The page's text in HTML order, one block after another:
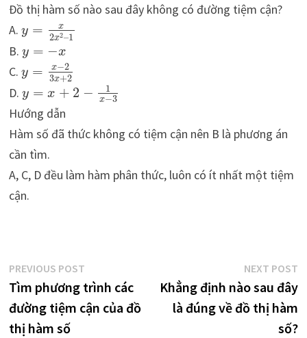
Đồ thị hàm số nào sau đây không có đường tiệm cận?
A. y = x
2x2–1
B. y = −x
C. y = x−2
3x+2
D. y = x + 2 − 1
x−3
Hướng dẫn
Hàm số đã thức không có tiệm cận nên B là phương án
cần tìm.
A, C, D đều làm hàm phân thức, luôn có ít nhất một tiệm
cận.
Điều
hướng
bài
PREVIOUS POSTPrevious
post:
Tìm phương trình các
đường tiệm cận của đồ
thị hàm số
NEXT POST
Khẳng định nào sau đây
là đúng về đồ thị hàm
số?